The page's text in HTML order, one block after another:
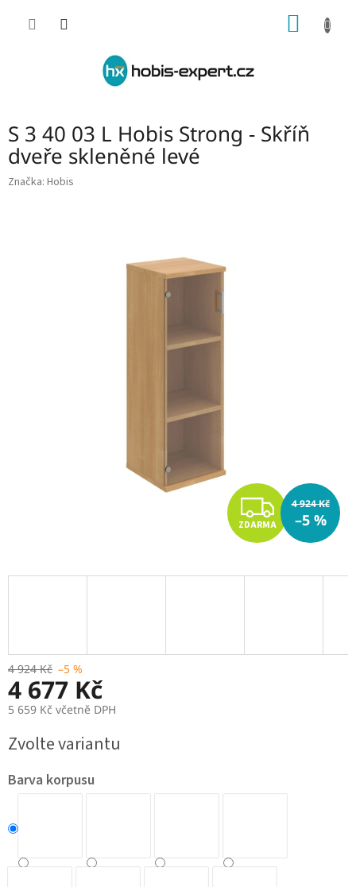
S 3 40 03 L Hobis Strong - Skříň
dveře skleněné levé
Značka: Hobis
Z
D
A
ZDARMA
4 924 Kč
–5 %
4 924 Kč –5 %
4 677 Kč
5 659 Kč včetně DPH
cena:
Zvolte variantu
Barva korpusu